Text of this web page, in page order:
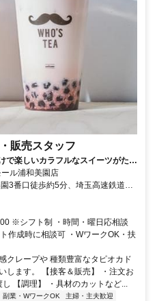
販売スタッフ
で楽しいカラフルなスイーツがたく
ル浦和美園店
3番口徒歩約5分、埼玉高速鉄道線
野線 東川口北口徒歩約26分 浦和
※シフト制 ・時間・曜日応相談
作成時に相談可 ・WワークOK・扶
クレープや 種類豊富なタピオカド
します。 【接客＆販売】 ・注文お
【調理】 ・具材のカットなど...
副業・WワークOK
主婦・主夫歓迎